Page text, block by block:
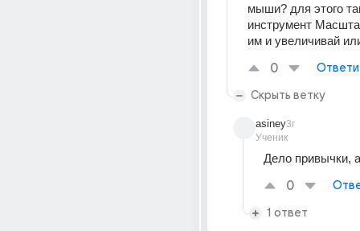
мыши? для этого
инструмент
им и увеличивай
0
Скрыть ветку
asiney
Ученик
3г
Дело привычки,
0
1 ответ